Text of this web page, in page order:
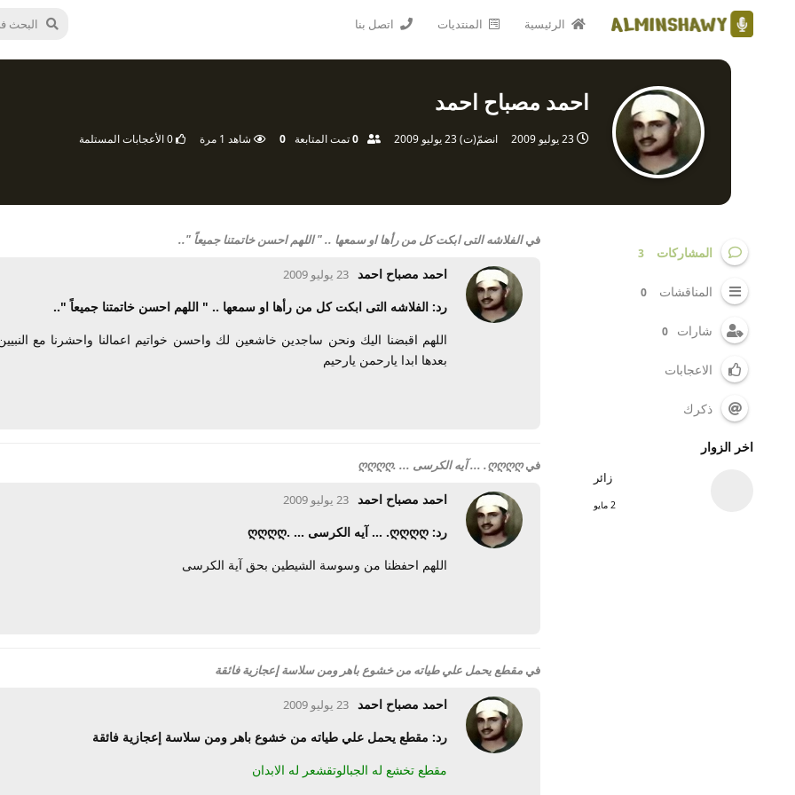
الرئيسية المنتديات اتصل بنا
احمد مصباح احمد
23 يوليو 2009 انضمّ(ت)23 يوليو 2009 0تمت المتابعة 0 شاهد 1 مرة 0الأعجابات المستلمة
المشاركات 3
المناقشات 0
شارات 0
الاعجابات
ذكرك
اخر الزوار
زائر
2 مايو
فيالفلاشه التى ابكت كل من رأها او سمعها .. " اللهم احسن خاتمتنا جميعاً "..
احمد مصباح احمد 23 يوليو 2009
رد: الفلاشه التى ابكت كل من رأها او سمعها .. " اللهم احسن خاتمتنا جميعاً "..
اللهم اقبضنا اليك ونحن ساجدين خاشعين لك واحسن خواتيم اعمالنا واحشرنا مع
بعدها ابدا يارحمن يارحيم
فيღღღღ. ... آيه الكرسى ... .ღღღღ
احمد مصباح احمد 23 يوليو 2009
رد: ღღღღ. ... آيه الكرسى ... .ღღღღ
اللهم احفظنا من وسوسة الشيطين بحق آية الكرسى
في مقطع يحمل علي طياته من خشوع باهر ومن سلاسة إعجازية فائقة
احمد مصباح احمد 23 يوليو 2009
رد: مقطع يحمل علي طياته من خشوع باهر ومن سلاسة إعجازية فائقة
مقطع تخشع له الجبالوتقشعر له الابدان